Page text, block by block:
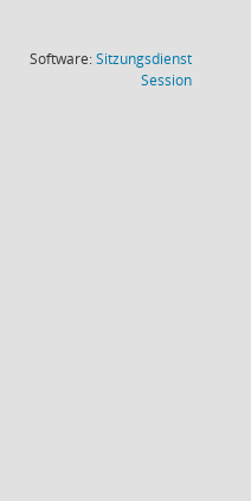
Software:Sitzungsdienst
Session(Wird in